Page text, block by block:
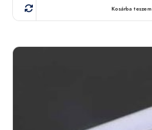
Kosárba teszem